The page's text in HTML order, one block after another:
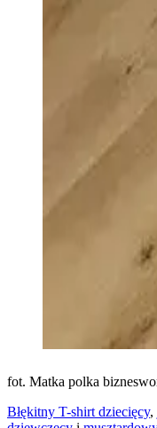
fot. Matka polka
Błękitny T-shirt dziecięcy,